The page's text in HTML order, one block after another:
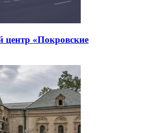
центр «Покровские